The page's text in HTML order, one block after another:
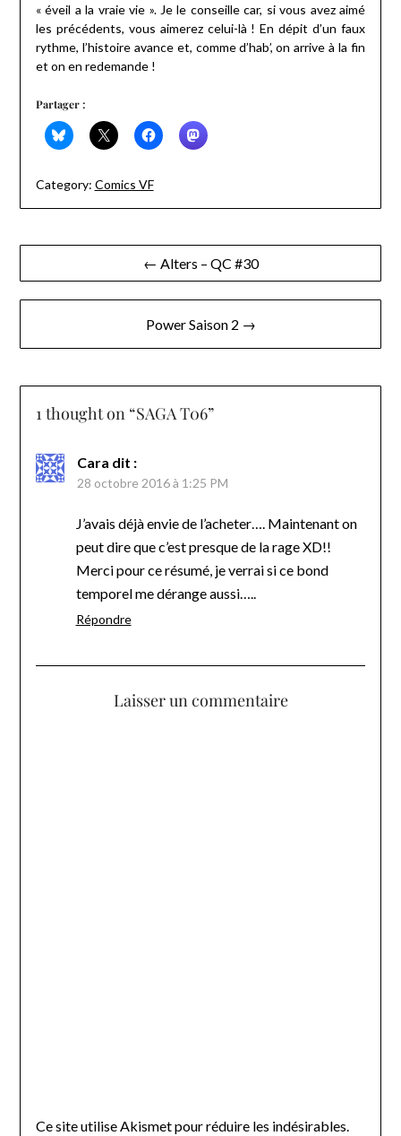
« éveil a la vraie vie ». Je le conseille car, si vous avez aimé
les précédents, vous aimerez celui-là ! En dépit d’un faux
rythme, l’histoire avance et, comme d’hab’, on arrive à la fin
et on en redemande !
Partager :
Category: Comics VF
Navigation
de
← Alters – QC #30
Power Saison 2 →
1 thought on “SAGA T06”
Cara dit :
28 octobre 2016 à 1:25 PM
J’avais déjà envie de l’acheter…. Maintenant on
peut dire que c’est presque de la rage XD!!
Merci pour ce résumé, je verrai si ce bond
temporel me dérange aussi…..
Répondre
Laisser un commentaire
Ce site utilise Akismet pour réduire les indésirables.